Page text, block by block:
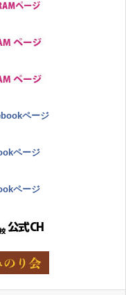
ページ
ページ
ページ